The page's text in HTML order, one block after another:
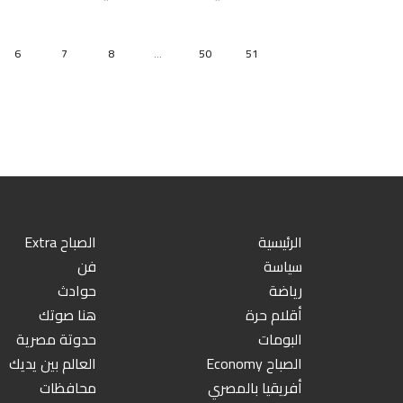
6 7 8 ... 50
51
الرئيسية
الصباح Extra
سياسة
فن
رياضة
حوادث
أقلام حرة
هنا صوتك
البومات
حدوتة مصرية
الصباح Economy
العالم بين يديك
أفريقيا بالمصري
محافظات